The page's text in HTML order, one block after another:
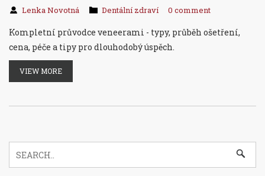
Lenka Novotná Dentální zdraví 0 comment
Kompletní průvodce veneerami - typy, průběh ošetření,
cena, péče a tipy pro dlouhodobý úspěch.
VIEW MORE